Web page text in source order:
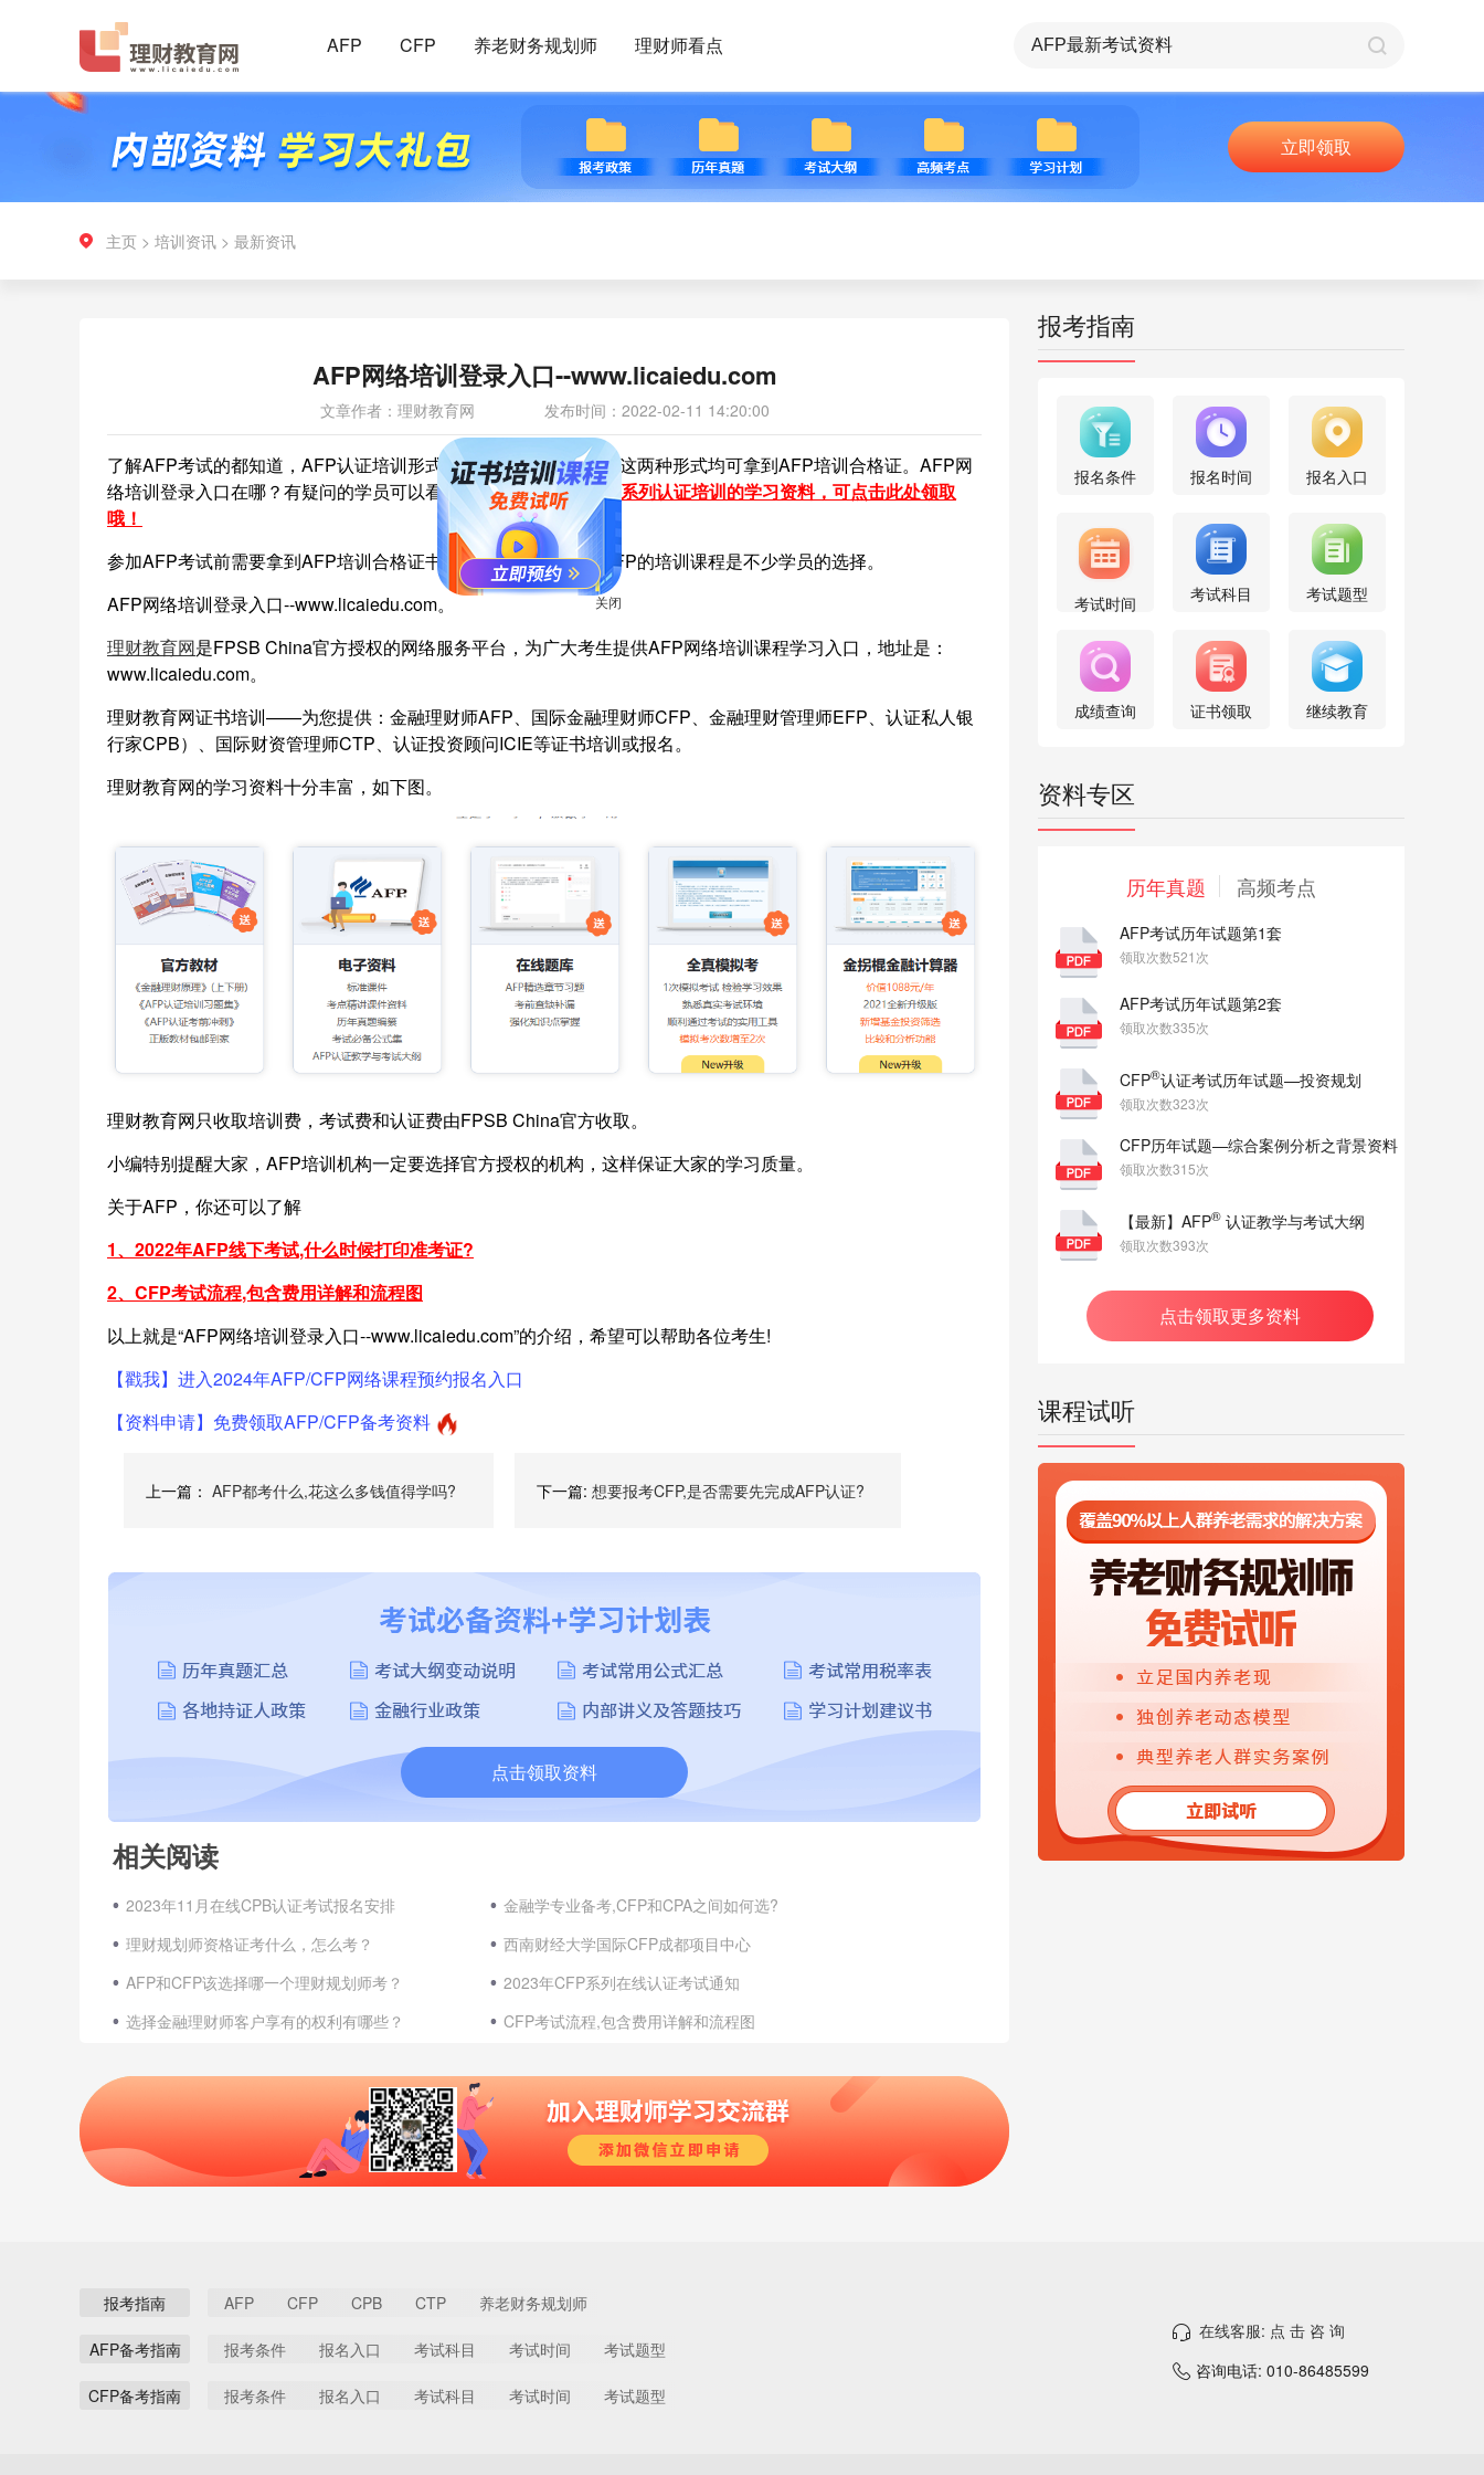
AFP CFP 养老财务规划师 理财师看点
立即领取
主页 > 培训资讯 > 最新资讯
AFP网络培训登录入口--www.licaiedu.com
文章作者：理财教育网 发布时间：2022-02-11 14:20:00
了解AFP考试的都知道，AFP认证培训形式包含线上和面授两种，这两种形式均可拿到AFP培训合格证。AFP网
络培训登录入口在哪？有疑问的学员可以看看这篇文章。关于CFP系列认证培训的学习资料，可点击此处领取
哦！
参加AFP考试前需要拿到AFP培训合格证书。想要在网络上完成AFP的培训课程是不少学员的选择。
AFP网络培训登录入口--www.licaiedu.com。
理财教育网是FPSB China官方授权的网络服务平台，为广大考生提供AFP网络培训课程学习入口，地址是：
www.licaiedu.com。
理财教育网证书培训——为您提供：金融理财师AFP、国际金融理财师CFP、金融理财管理师EFP、认证私人银
行家CPB）、国际财资管理师CTP、认证投资顾问ICIE等证书培训或报名。
理财教育网的学习资料十分丰富，如下图。
理财教育网只收取培训费，考试费和认证费由FPSB China官方收取。
小编特别提醒大家，AFP培训机构一定要选择官方授权的机构，这样保证大家的学习质量。
关于AFP，你还可以了解
1、 2022年AFP线下考试,什么时候打印准考证?
2、 CFP考试流程,包含费用详解和流程图
以上就是“AFP网络培训登录入口--www.licaiedu.com”的介绍，希望可以帮助各位考生!
【戳我】进入2024年AFP/CFP网络课程预约报名入口
【资料申请】免费领取AFP/CFP备考资料
上一篇： AFP都考什么,花这么多钱值得学吗? 下一篇: 想要报考CFP,是否需要先完成AFP认证?
点击领取资料
相关阅读
2023年11月在线CPB认证考试报名安排
金融学专业备考,CFP和CPA之间如何选?
理财规划师资格证考什么，怎么考？
西南财经大学国际CFP成都项目中心
AFP和CFP该选择哪一个理财规划师考？
2023年CFP系列在线认证考试通知
选择金融理财师客户享有的权利有哪些？
CFP考试流程,包含费用详解和流程图
报考指南
报名条件 报名时间 报名入口
考试时间 考试科目 考试题型
成绩查询 证书领取 继续教育
资料专区
历年真题 高频考点
AFP考试历年试题第1套
领取次数521次
AFP考试历年试题第2套
领取次数335次
CFP®认证考试历年试题—投资规划
领取次数323次
CFP历年试题—综合案例分析之背景资料
领取次数315次
【最新】AFP® 认证教学与考试大纲
领取次数393次
点击领取更多资料
课程试听
报考指南 AFP CFP CPB CTP 养老财务规划师
AFP备考指南 报考条件 报名入口 考试科目 考试时间 考试题型
CFP备考指南 报考条件 报名入口 考试科目 考试时间 考试题型
在线客服: 点 击 咨 询
咨询电话: 010-86485599